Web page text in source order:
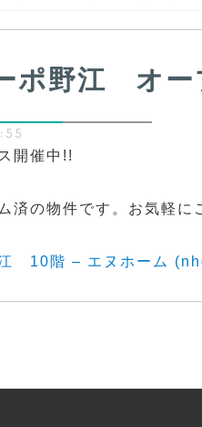
ポ野江 オ
開催中!!
済の物件です。お気軽に
江 10階 – エヌホーム